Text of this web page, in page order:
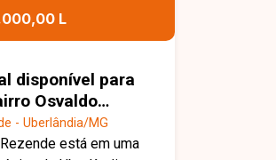
L
disponível para
Osvaldo
MG
- Uberlândia/MG
está em uma